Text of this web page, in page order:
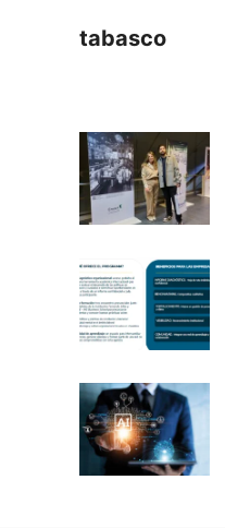
tabasco